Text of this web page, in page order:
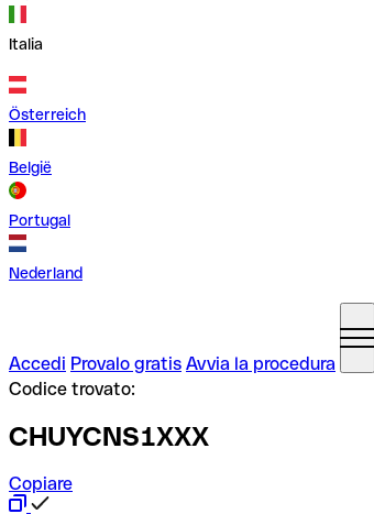
Italia
Österreich
België
Portugal
Nederland
Accedi Provalo gratis Avvia la procedura
Codice trovato:
CHUYCNS1XXX
Copiare